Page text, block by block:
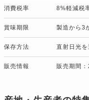
消費税率 8%軽減税
賞味期限 製造から3
保存方法 直射日光
販売情報 販売期間